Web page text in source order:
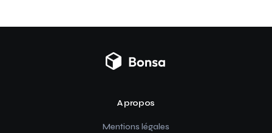
A propos
Mentions légales